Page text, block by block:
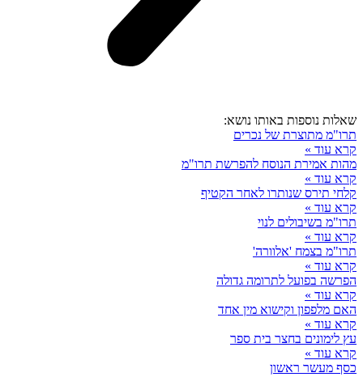
שאלות נוספות באותו נושא:
תרו"מ מתוצרת של נכרים
קרא עוד »
מהות אמירת הנוסח להפרשת תרו"מ
קרא עוד »
קלחי תירס שנותרו לאחר הקטיף
קרא עוד »
תרו"מ בשיבולים לנוי
קרא עוד »
תרו"מ בצמח 'אלוורה'
קרא עוד »
הפרשה בפועל לתרומה גדולה
קרא עוד »
האם מלפפון וקישוא מין אחד
קרא עוד »
עץ לימונים בחצר בית ספר
קרא עוד »
כסף מעשר ראשון